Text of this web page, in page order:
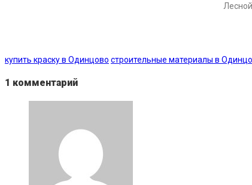
купить краску в Одинцово строительные материалы в
1 комментарий